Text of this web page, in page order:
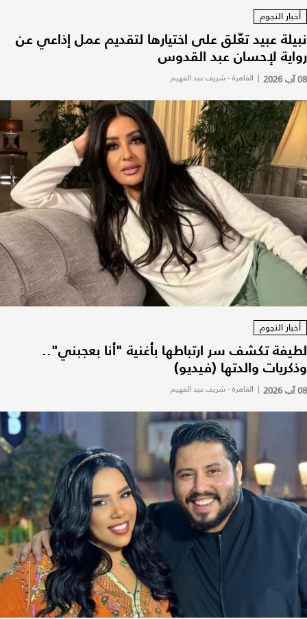
أخبار النجوم
نبيلة عبيد تعّلق على اختيارها لتقديم عمل إذاعي عن
رواية لإحسان عبد القدوس
08 آب 2026 | القاهرة - شريف عبد الفهيم
أخبار النجوم
لطيفة تكشف سر ارتباطها بأغنية "أنا بعجبني"..
وذكريات والدتها (فيديو)
08 آب 2026 | القاهرة - شريف عبد الفهيم